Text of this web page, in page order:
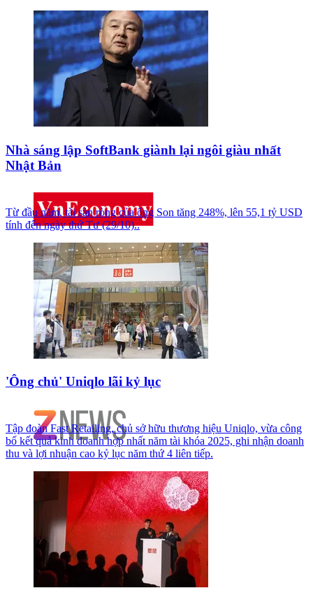
Nhà sáng lập SoftBank giành lại ngôi giàu nhất
Nhật Bản
Từ đầu năm, tài sản ròng của ông Son tăng 248%, lên 55,1 tỷ USD
tính đến ngày thứ Tư (29/10)..
'Ông chủ' Uniqlo lãi kỷ lục
Tập đoàn Fast Retailing, chủ sở hữu thương hiệu Uniqlo, vừa công
bố kết quả kinh doanh hợp nhất năm tài khóa 2025, ghi nhận doanh
thu và lợi nhuận cao kỷ lục năm thứ 4 liên tiếp.